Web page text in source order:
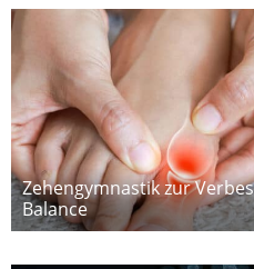
Zehengymnastik zur
Balance